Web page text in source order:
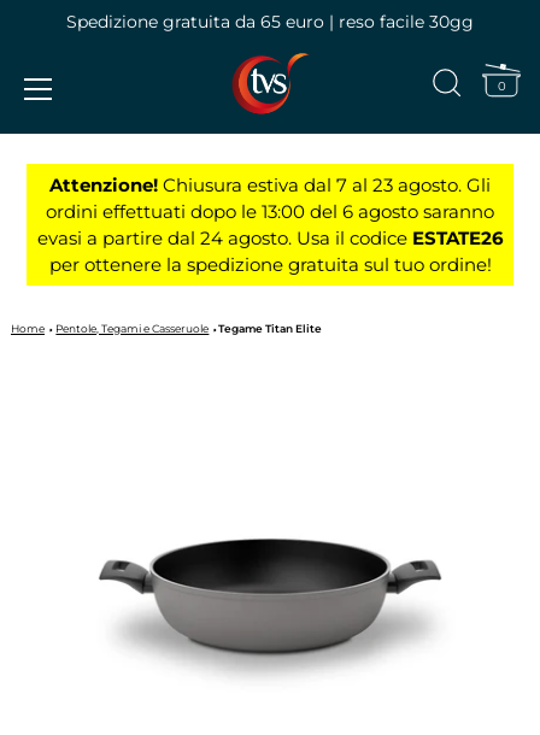
contenuto
Spedizione gratuita da 65 euro | reso facile 30gg
0
Attenzione! Chiusura estiva dal 7 al 23 agosto. Gli
ordini effettuati dopo le 13:00 del 6 agosto saranno
evasi a partire dal 24 agosto. Usa il codice ESTATE26
per ottenere la spedizione gratuita sul tuo ordine!
Home Pentole, Tegami e Casseruole Tegame Titan Elite